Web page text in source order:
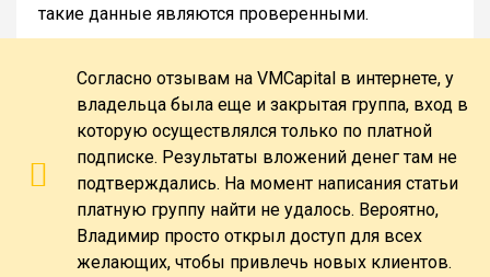
такие данные являются проверенными.
Согласно отзывам на VMCapital в интернете, у
владельца была еще и закрытая группа, вход в
которую осуществлялся только по платной
подписке. Результаты вложений денег там не
подтверждались. На момент написания статьи
платную группу найти не удалось. Вероятно,
Владимир просто открыл доступ для всех
желающих, чтобы привлечь новых клиентов.